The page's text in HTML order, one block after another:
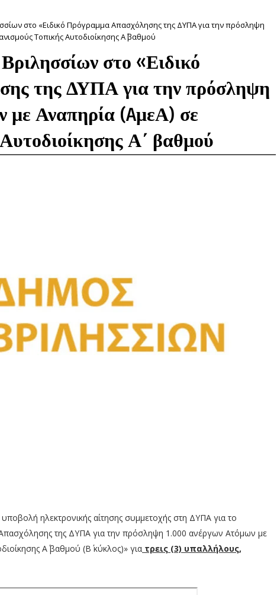
στο «Ειδικό Πρόγραμμα Απασχόλησης της ΔΥΠΑ για την πρόσληψη
Τοπικής Αυτοδιοίκησης Α΄ βαθμού
στο «Ειδικό
της ΔΥΠΑ για την πρόσληψη
Αναπηρία (AμεΑ) σε
Α΄ βαθμού
ηλεκτρονικής αίτησης συμμετοχής στη ΔΥΠΑ για το
της ΔΥΠΑ για την πρόσληψη 1.000 ανέργων Ατόμων με
Α΄ βαθμού (Β΄ κύκλος)» για τρεις (3) υπαλλήλους,